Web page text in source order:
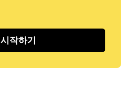
시작하기